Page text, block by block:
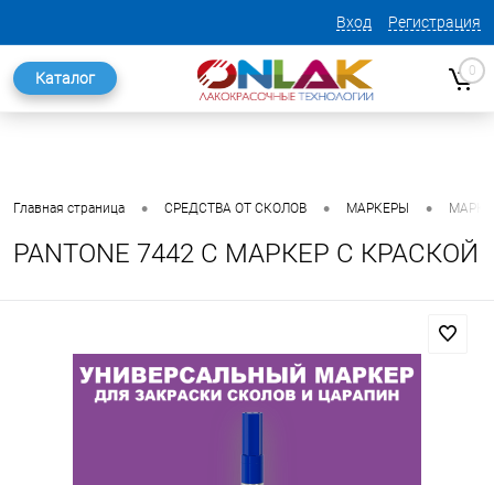
Вход Регистрация
Каталог 0
Главная страница • СРЕДСТВА ОТ СКОЛОВ • МАРКЕРЫ •
PANTONE 7442 C МАРКЕР С КРАСКОЙ